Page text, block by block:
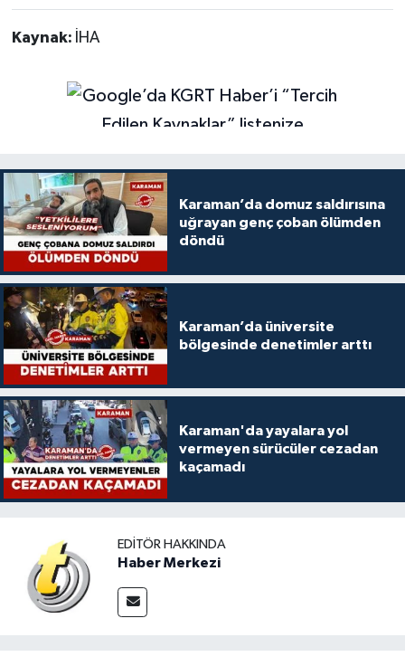
Kaynak: İHA
Karaman’da domuz saldırısına
uğrayan genç çoban ölümden
döndü
Karaman’da üniversite
bölgesinde denetimler arttı
Karaman'da yayalara yol
vermeyen sürücüler cezadan
kaçamadı
EDITÖR HAKKINDA
Haber Merkezi